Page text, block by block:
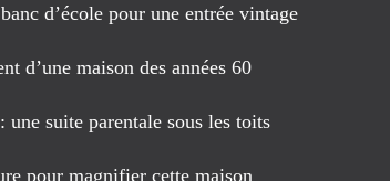
d’école pour une entrée vintage
d’une maison des années 60
une suite parentale sous les toits
pour magnifier cette maison